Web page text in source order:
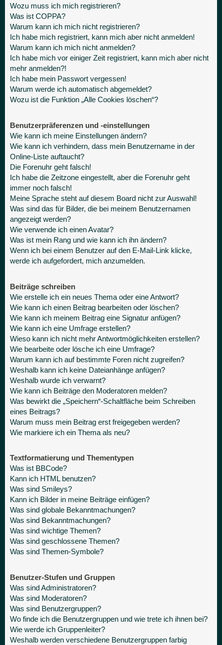
Wozu muss ich mich registrieren?
Was ist COPPA?
Warum kann ich mich nicht registrieren?
Ich habe mich registriert, kann mich aber nicht anmelden!
Warum kann ich mich nicht anmelden?
Ich habe mich vor einiger Zeit registriert, kann mich aber nicht
mehr anmelden?!
Ich habe mein Passwort vergessen!
Warum werde ich automatisch abgemeldet?
Wozu ist die Funktion „Alle Cookies löschen“?
Benutzerpräferenzen und -einstellungen
Wie kann ich meine Einstellungen ändern?
Wie kann ich verhindern, dass mein Benutzername in der
Online-Liste auftaucht?
Die Forenuhr geht falsch!
Ich habe die Zeitzone eingestellt, aber die Forenuhr geht
immer noch falsch!
Meine Sprache steht auf diesem Board nicht zur Auswahl!
Was sind das für Bilder, die bei meinem Benutzernamen
angezeigt werden?
Wie verwende ich einen Avatar?
Was ist mein Rang und wie kann ich ihn ändern?
Wenn ich bei einem Benutzer auf den E-Mail-Link klicke,
werde ich aufgefordert, mich anzumelden.
Beiträge schreiben
Wie erstelle ich ein neues Thema oder eine Antwort?
Wie kann ich einen Beitrag bearbeiten oder löschen?
Wie kann ich meinem Beitrag eine Signatur anfügen?
Wie kann ich eine Umfrage erstellen?
Wieso kann ich nicht mehr Antwortmöglichkeiten erstellen?
Wie bearbeite oder lösche ich eine Umfrage?
Warum kann ich auf bestimmte Foren nicht zugreifen?
Weshalb kann ich keine Dateianhänge anfügen?
Weshalb wurde ich verwarnt?
Wie kann ich Beiträge den Moderatoren melden?
Was bewirkt die „Speichern“-Schaltfläche beim Schreiben
eines Beitrags?
Warum muss mein Beitrag erst freigegeben werden?
Wie markiere ich ein Thema als neu?
Textformatierung und Thementypen
Was ist BBCode?
Kann ich HTML benutzen?
Was sind Smileys?
Kann ich Bilder in meine Beiträge einfügen?
Was sind globale Bekanntmachungen?
Was sind Bekanntmachungen?
Was sind wichtige Themen?
Was sind geschlossene Themen?
Was sind Themen-Symbole?
Benutzer-Stufen und Gruppen
Was sind Administratoren?
Was sind Moderatoren?
Was sind Benutzergruppen?
Wo finde ich die Benutzergruppen und wie trete ich ihnen bei?
Wie werde ich Gruppenleiter?
Weshalb werden verschiedene Benutzergruppen farbig